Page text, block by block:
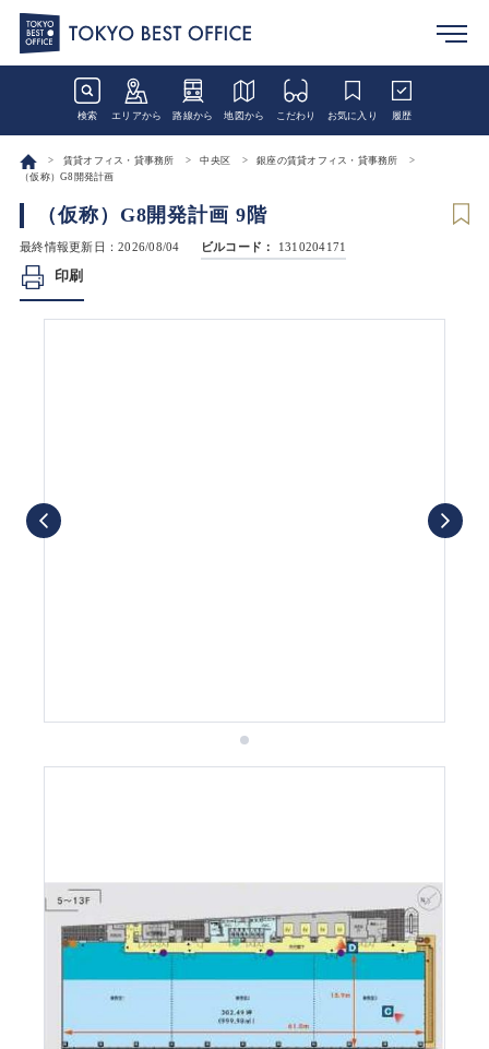
検索 エリアから 路線から 地図から こだわり お気に入り 履歴
賃貸オフィス・貸事務所 中央区
銀座の賃貸オフィス・貸事務所
（仮称）G8開発計画
（仮称）G8開発計画 9階
最終情報更新日：2026/08/04 ビルコード： 1310204171
印刷